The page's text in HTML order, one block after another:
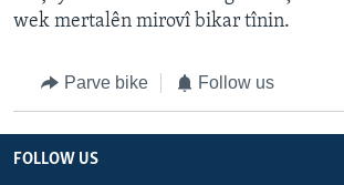
wek mertalên mirovî bikar tînin.
Parve bike Follow us
FOLLOW US